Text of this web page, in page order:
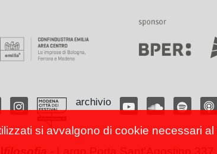
archivio
si avvalgono di cookie necessari